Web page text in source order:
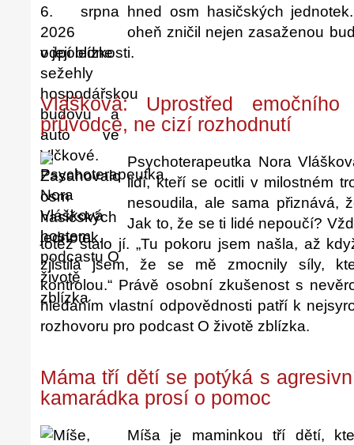
hned osm hasičských
oheň zničil nejen zasaženou
v její blízkosti.
Vlášková: Uprostřed emočního
průvodce, ne cizí rozhodnutí
Psychoterapeutka Nora
lidí, kteří se ocitli v milostném
nesoudila, ale sama přiznává,
Jak to, že se ti lidé nepoučí?
totéž stalo jí. „Tu pokoru jsem našla, až
zjistila jsem, že se mě zmocnily síly,
kontrolou.“ Právě osobní zkušenost s
hledáním vlastní odpovědnosti patří k
rozhovoru pro podcast O životě zblízka.
Máma tří dětí se potýká s
kamarádka prosí o pomoc
Míša je maminkou tří dětí,